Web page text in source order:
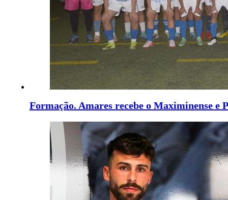
Formação. Amares recebe o Maximinense e